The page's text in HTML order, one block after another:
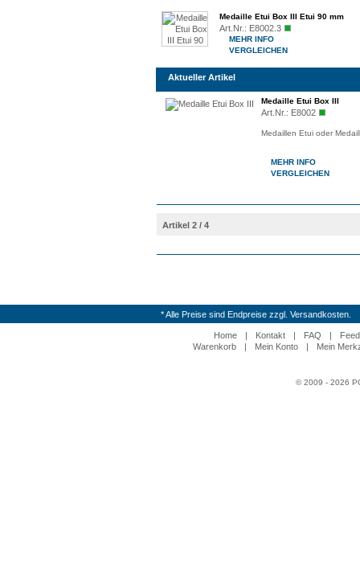
Medaille Etui Box III Etui 90 mm
Art.Nr.: E8002.3
MEHR INFO
VERGLEICHEN
Aktueller Artikel
Medaille Etui Box III
Art.Nr.: E8002
Medaillen Etui oder
MEHR INFO
VERGLEICHEN
Artikel 2 / 4
* Alle Preise sind Endpreise zzgl. Versandkosten.
Home | Kontakt | FAQ |
Warenkorb
| Mein Konto | Mein
© 2009 - 2026